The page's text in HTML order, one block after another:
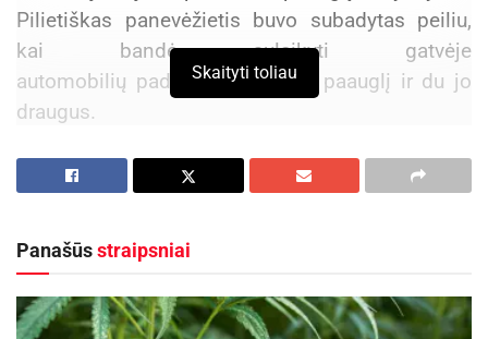
Pilietiškas panevėžietis buvo subadytas peiliu,
kai bandė sulaikyti gatvėje
automobilių padangas badžiusį paauglį ir du jo
draugus.
Ikiteisminiam tyrimui vadovavo Panevėžio
apygardos prokuratūros Baudžiamojo
Povilonienė, o tyrimą atliko Panevėžio apskrities
policijos sunkių nusikaltimų tyrimo valdybos
Skaityti toliau
Panašūsstraipsniai